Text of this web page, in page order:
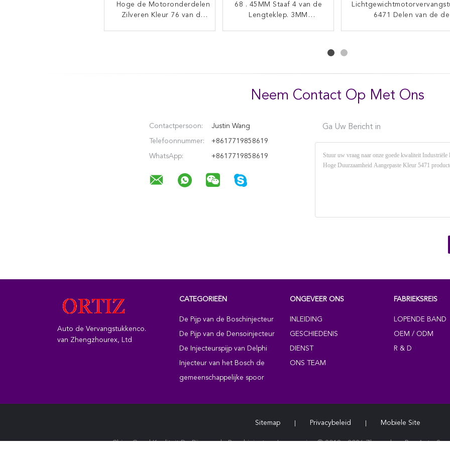
Hoge de Motoronderdelen
Zilveren Kleur 76 van de
68 . 45MM Staaf 4 van de
Lengteklep. 3MM
6471 Delen van de de
1212 hoge
Duurzaamheids Industriële
Zilverachtige Zuiger
Koppelstang 4. 302MM
5800 de Klepstaaf van het
Hoge snelheidsstaal Zes
Neem Contact Op Met Ons
Contactpersoon: Justin Wang
Telefoonnummer: +8617719858619
WhatsApp: +8617719858619
Ga Uw Bericht in
Auto de Vervangstukkenco.
van Zhengzhourex, Ltd
CATEGORIEËN
De Pijp van de Boschinjecteur
De Pijp van de Densoinjecteur
De Injecteurspijp van Delphi
Injecteur van het Bosch de
gemeenschappelijke spoor
ONGEVEER ONS
INLEIDING
GESCHIEDENIS
DIENST
ONS TEAM
FABRIEKSREIS
LOPENDE BAND
OEM / ODM
R & D
Sitemap Privacybeleid Mobiele Site
China Goed Kwaliteit De Pijp van de Boschinjecteur Leverancier. © 2019 - 2026 Zhengzhou Rex Auto